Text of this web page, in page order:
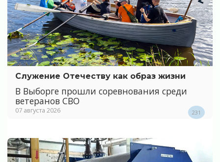
Служение Отечеству как образ жизни
В Выборге прошли соревнования среди
ветеранов СВО
07 августа 2026 231